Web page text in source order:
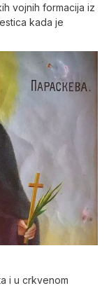
vojnih formacija iz
kada je
i u crkvenom